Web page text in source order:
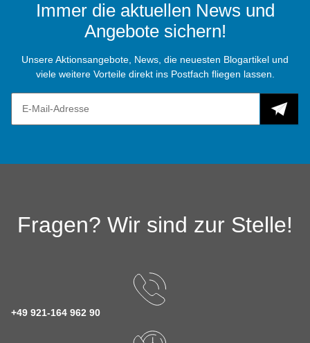
Immer die aktuellen News und
Angebote sichern!
Unsere Aktionsangebote, News, die neuesten Blogartikel und
viele weitere Vorteile direkt ins Postfach fliegen lassen.
Fragen? Wir sind zur Stelle!
+49 921-164 962 90